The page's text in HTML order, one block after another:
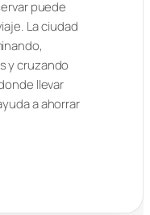
puede
La ciudad
y cruzando
llevar
a ahorrar